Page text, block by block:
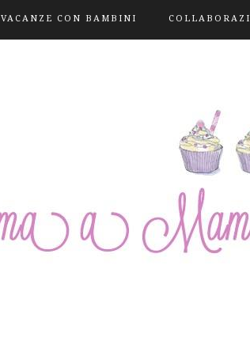
VACANZE CON BAMBINI